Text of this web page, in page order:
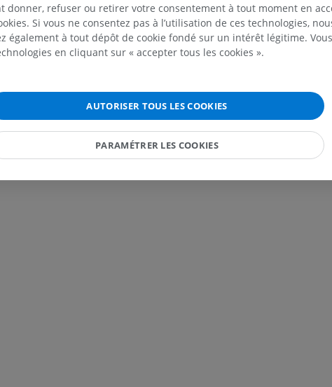
IRM du poignet
IRM
PREMIUM
PREMIUM
IRM du membre
IRM
PREMIUM
PREMIUM
donner, refuser ou retirer votre consentement à tout moment en
Si vous ne consentez pas à l’utilisation de ces technologies,
également à tout dépôt de cookie fondé sur un intérêt légitime.
en cliquant sur « accepter tous les cookies ».
AUTORISER TOUS LES COOKIES
PARAMÉTRER LES COOKIES